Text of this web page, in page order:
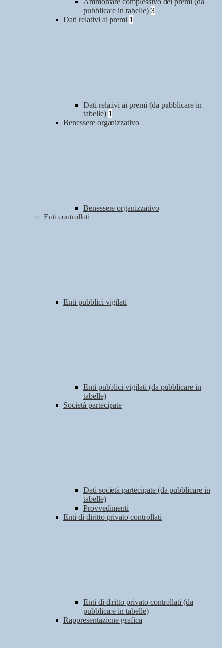
Ammontare complessivo dei premi (da
pubblicare in tabelle) 3
Dati relativi ai premi 1
Dati relativi ai premi (da pubblicare in
tabelle) 1
Benessere organizzativo
Benessere organizzativo
Enti controllati
Enti pubblici vigilati
Enti pubblici vigilati (da pubblicare in
tabelle)
Società partecipate
Dati società partecipate (da pubblicare in
tabelle)
Provvedimenti
Enti di diritto privato controllati
Enti di diritto privato controllati (da
pubblicare in tabelle)
Rappresentazione grafica